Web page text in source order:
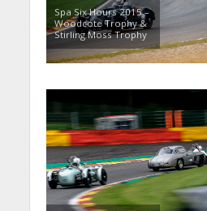
Spa Six Hours 2015 –
Woodcote Trophy &
Stirling Moss Trophy